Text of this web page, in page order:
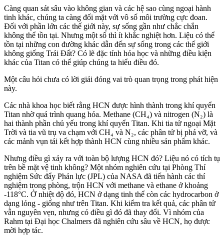
Càng quan sát sâu vào không gian và các hệ sao cùng ngoại hành
tinh khác, chúng ta càng đối mặt với vô số môi trường cực đoan.
Đối với phần lớn các thế giới này, sự sống gần như chắc chắn
không thể tồn tại. Nhưng một số thì ít khắc nghiệt hơn. Liệu có thể
tồn tại những con đường khác dẫn đến sự sống trong các thế giới
không giống Trái Đất? Có lẽ đặc tính hóa học và những điều kiện
khác của Titan có thể giúp chúng ta hiểu điều đó.
Một câu hỏi chưa có lời giải đóng vai trò quan trọng trong phát hiện
này.
Các nhà khoa học biết rằng HCN được hình thành trong khí quyển
Titan nhờ quá trình quang hóa. Methane (CH₄) và nitrogen (N₂) là
hai thành phần chủ yếu trong khí quyển Titan. Khi tia tử ngoại Mặt
Trời và tia vũ trụ va chạm với CH₄ và N₂, các phân tử bị phá vỡ, và
các mảnh vụn tái kết hợp thành HCN cùng nhiều sản phẩm khác.
Nhưng điều gì xảy ra với toàn bộ lượng HCN đó? Liệu nó có tích tụ
trên bề mặt vệ tinh không? Một nhóm nghiên cứu tại Phòng Thí
nghiệm Sức đẩy Phản lực (JPL) của NASA đã tiến hành các thí
nghiệm trong phòng, trộn HCN với methane và ethane ở khoảng
-118°C. Ở nhiệt độ đó, HCN ở dạng tinh thể còn các hydrocarbon ở
dạng lỏng - giống như trên Titan. Khi kiểm tra kết quả, các phân tử
vẫn nguyên vẹn, nhưng có điều gì đó đã thay đổi. Vì nhóm của
Rahm tại Đại học Chalmers đã nghiên cứu sâu về HCN, họ được
mời hợp tác.